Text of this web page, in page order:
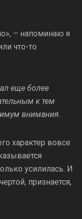
– напоминаю я
что-то
еще более
к тем
внимания.
характер вовсе
усилилась. И
признается,